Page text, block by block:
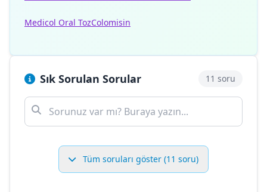
Medicol Oral TozColomisin
Sık Sorulan Sorular 11 soru
Tüm soruları göster (11 soru)